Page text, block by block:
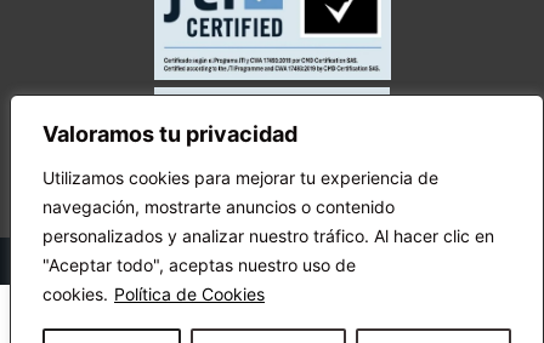
Valoramos tu privacidad
Utilizamos cookies para mejorar tu experiencia de
navegación, mostrarte anuncios o contenido
personalizados y analizar nuestro tráfico. Al hacer clic en
"Aceptar todo", aceptas nuestro uso de
cookies. Política de Cookies
© Copyright Ecuador Chequea 2025.